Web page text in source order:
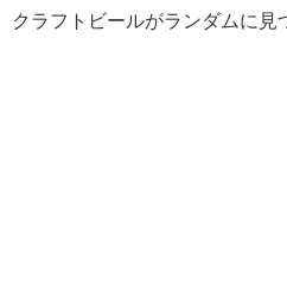
クラフトビールがランダムに見